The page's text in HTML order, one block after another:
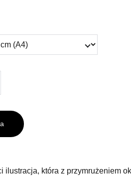
ilustracja, która z przymrużeniem